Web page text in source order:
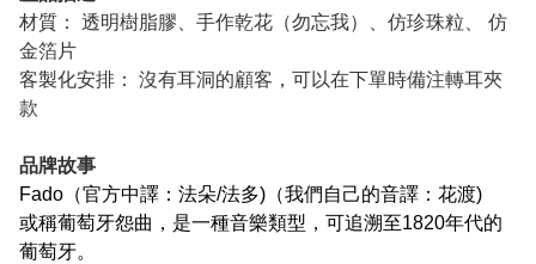
材質： 透明樹脂膠、手作乾花（勿忘我）、仿珍珠粒、 仿
金箔片
客製化安排： 沒有耳洞的顧客，可以在下單時備注轉耳夾
款
品牌故事
Fado（官方中譯 ：法朵/法多)（我們自己的音譯：花渡)
或稱葡萄牙怨曲，是一種音樂類型，可追溯至1820年代的
葡萄牙。